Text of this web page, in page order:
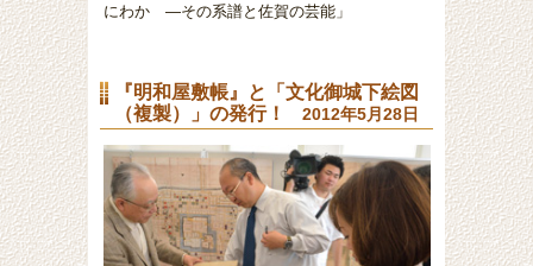
にわか ―その系譜と佐賀の芸能」
『明和屋敷帳』と「文化御城下絵図
（複製）」の発行！
2012年5月28日